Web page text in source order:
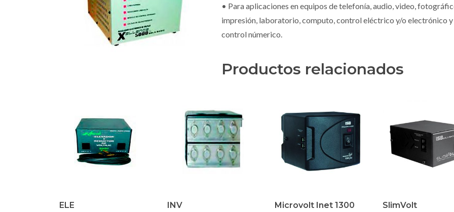
• Para aplicaciones en equipos de telefonía, audio, video,
impresión, laboratorio, computo, control eléctrico y/o electrónico y
control númerico.
Productos relacionados
ELE INV
Microvolt Inet 1300
SlimVolt